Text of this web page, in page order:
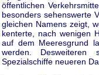
öffentlichen
besonders sehenswerte
gleichen Namens zeigt,
kenterte, nach wenigen
auf dem Meeresgrund
werden.
Spezialschiffe neueren